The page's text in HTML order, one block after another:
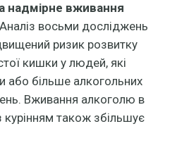
надмірне вживання
восьми досліджень
ризик розвитку
кишки у людей, які
або більше алкогольних
Вживання алкоголю в
курінням також збільшує